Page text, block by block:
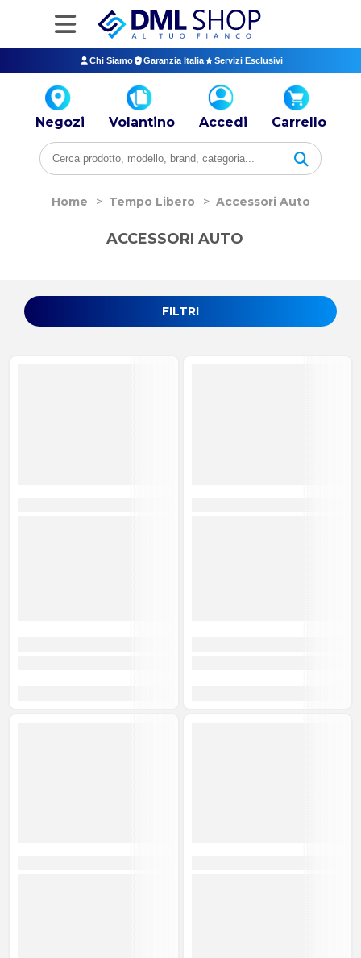
Chi Siamo Garanzia Italia Servizi Esclusivi
Negozi Volantino Accedi Carrello
Home > Tempo Libero > Accessori Auto
FILTRI
ACCESSORI AUTO